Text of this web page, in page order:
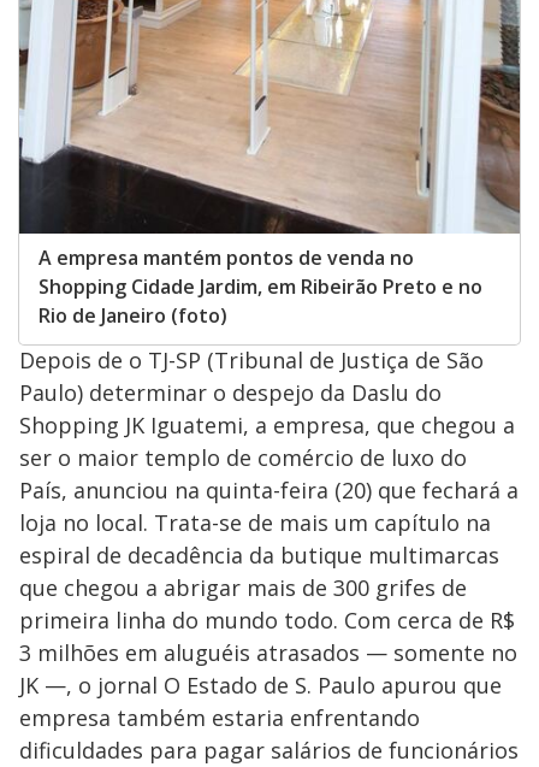
A empresa mantém pontos de venda no
Shopping Cidade Jardim, em Ribeirão Preto e no
Rio de Janeiro (foto)
Depois de o TJ-SP (Tribunal de Justiça de São
Paulo) determinar o despejo da Daslu do
Shopping JK Iguatemi, a empresa, que chegou a
ser o maior templo de comércio de luxo do
País, anunciou na quinta-feira (20) que fechará a
loja no local. Trata-se de mais um capítulo na
espiral de decadência da butique multimarcas
que chegou a abrigar mais de 300 grifes de
primeira linha do mundo todo. Com cerca de R$
3 milhões em aluguéis atrasados — somente no
JK —, o jornal O Estado de S. Paulo apurou que
empresa também estaria enfrentando
dificuldades para pagar salários de funcionários